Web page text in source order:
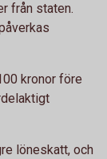
från staten.
kronor före
löneskatt, och